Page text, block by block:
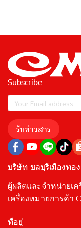
Subscribe
รับข่าวสาร
บริษัท ชลบุรีเมืองทอ
ผู้ผลิตและจำหน่ายเ
เครื่องหมายการค้า
ที่อยู่